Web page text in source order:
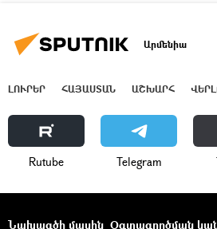
Արմենիա
ԼՈՒՐԵՐ ՀԱՅԱՍՏԱՆ ԱՇԽԱՐՀ
Rutube Telegram
Նախագծի մասին Օգտագործման